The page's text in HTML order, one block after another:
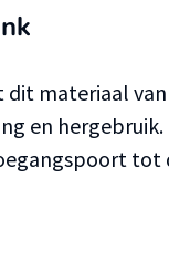
dit materiaal
en hergebruik.
tot